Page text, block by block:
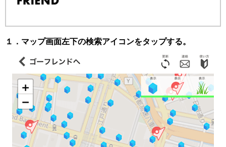
１．マップ画面左下の検索アイコンをタップする。